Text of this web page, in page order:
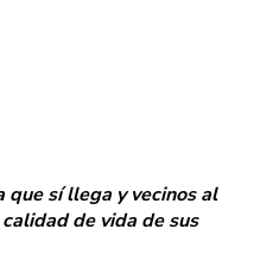
que sí llega y vecinos al
de vida de sus